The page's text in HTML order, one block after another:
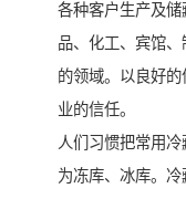
各种客户生产及
品、化工、宾馆
的领域。以良好
业的信任。
人们习惯把常用
为冻库、冰库。